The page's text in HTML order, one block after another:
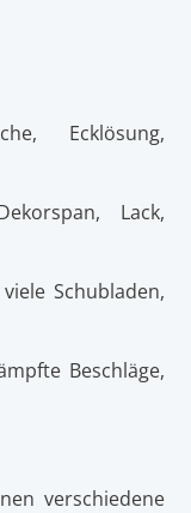
Ecklösung,
Lack,
Schubladen,
Beschläge,
verschiedene